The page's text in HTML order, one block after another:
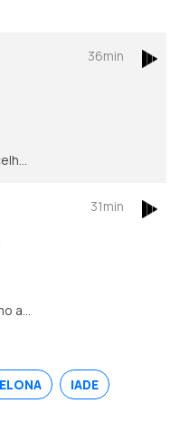
36min
a
31min
IADE